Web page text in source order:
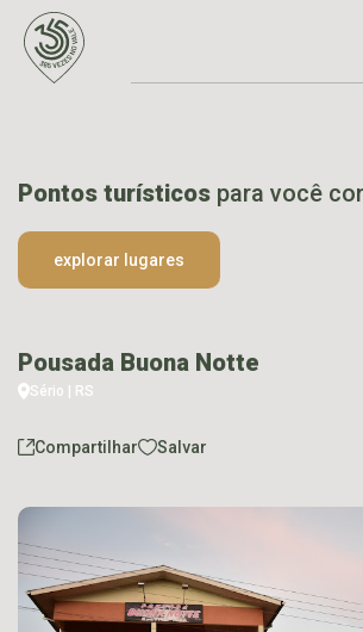
Pontos turísticos para você
explorar lugares
Pousada Buona Notte
Sério | RS
Compartilhar Salvar